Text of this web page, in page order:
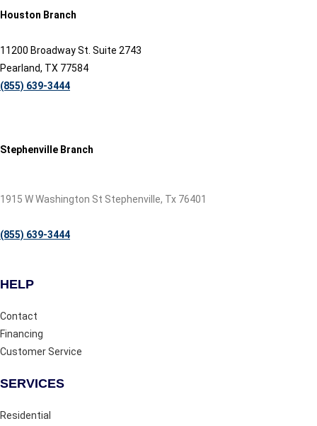
Houston Branch
11200 Broadway St. Suite 2743
Pearland, TX 77584
(855) 639-3444
Stephenville Branch
1915 W Washington St Stephenville, Tx 76401
(855) 639-3444
HELP
Contact
Financing
Customer Service
SERVICES
Residential